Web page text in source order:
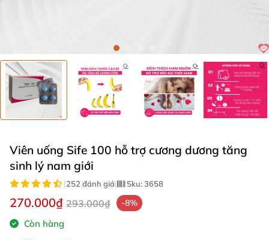
Viên uống Sife 100 hỗ trợ cương dương tăng
sinh lý nam giới
|252 đánh giá| Sku:3658
270.000₫ 293.000₫ -8%
Còn hàng